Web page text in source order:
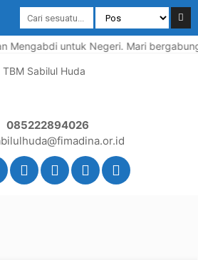
untuk Negeri. Mari
085222894026